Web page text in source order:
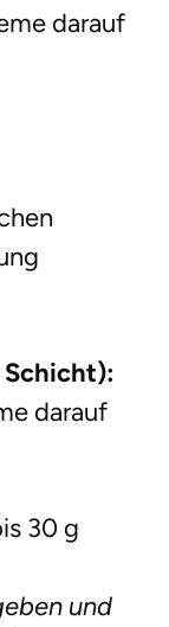
darauf
darauf
30 g
und